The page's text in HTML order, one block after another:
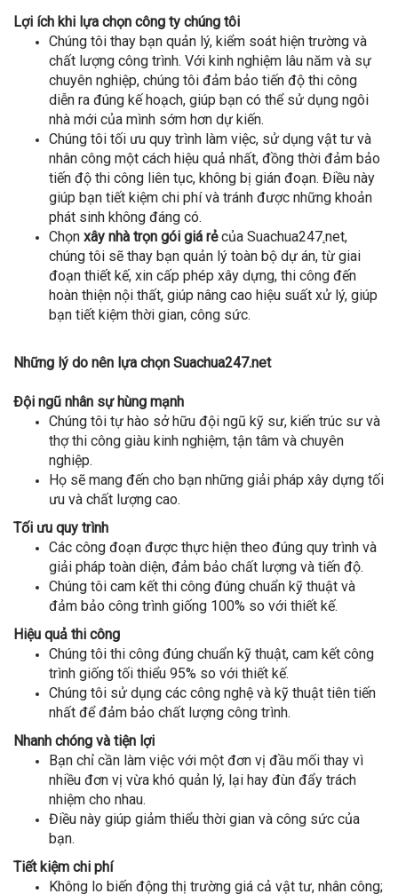
Lợi ích khi lựa chọn công ty chúng tôi
Chúng tôi thay bạn quản lý, kiểm soát hiện trường và
chất lượng công trình. Với kinh nghiệm lâu năm và sự
chuyên nghiệp, chúng tôi đảm bảo tiến độ thi công
diễn ra đúng kế hoạch, giúp bạn có thể sử dụng ngôi
nhà mới của mình sớm hơn dự kiến.
Chúng tôi tối ưu quy trình làm việc, sử dụng vật tư và
nhân công một cách hiệu quả nhất, đồng thời đảm bảo
tiến độ thi công liên tục, không bị gián đoạn. Điều này
giúp bạn tiết kiệm chi phí và tránh được những khoản
phát sinh không đáng có.
Chọn xây nhà trọn gói giá rẻcủa Suachua247.net,
chúng tôi sẽ thay bạn quản lý toàn bộ dự án, từ giai
đoạn thiết kế, xin cấp phép xây dựng, thi công đến
hoàn thiện nội thất, giúp nâng cao hiệu suất xử lý, giúp
bạn tiết kiệm thời gian, công sức.
Những lý do nên lựa chọn Suachua247.net
Đội ngũ nhân sự hùng mạnh
Chúng tôi tự hào sở hữu đội ngũ kỹ sư, kiến trúc sư và
thợ thi công giàu kinh nghiệm, tận tâm và chuyên
nghiệp.
Họ sẽ mang đến cho bạn những giải pháp xây dựng tối
ưu và chất lượng cao.
Tối ưu quy trình
Các công đoạn được thực hiện theo đúng quy trình và
giải pháp toàn diện, đảm bảo chất lượng và tiến độ.
Chúng tôi cam kết thi công đúng chuẩn kỹ thuật và
đảm bảo công trình giống 100% so với thiết kế.
Hiệu quả thi công
Chúng tôi thi công đúng chuẩn kỹ thuật, cam kết công
trình giống tối thiểu 95% so với thiết kế.
Chúng tôi sử dụng các công nghệ và kỹ thuật tiên tiến
nhất để đảm bảo chất lượng công trình.
Nhanh chóng và tiện lợi
Bạn chỉ cần làm việc với một đơn vị đầu mối thay vì
nhiều đơn vị vừa khó quản lý, lại hay đùn đẩy trách
nhiệm cho nhau.
Điều này giúp giảm thiểu thời gian và công sức của
bạn.
Tiết kiệm chi phí
Không lo biến động thị trường giá cả vật tư, nhân công;